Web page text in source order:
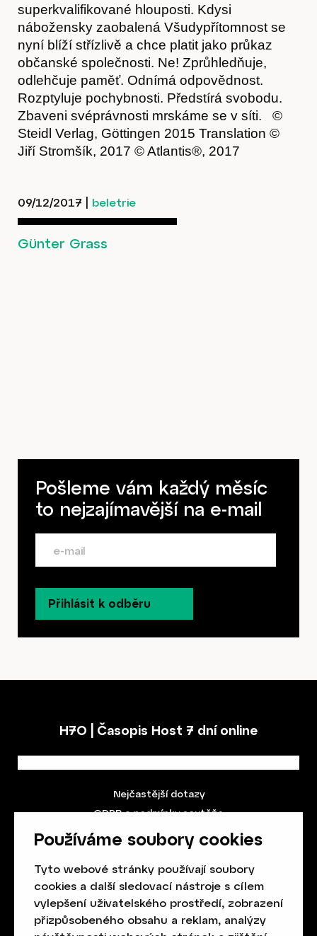
Používáme soubory cookies
Tyto webové stránky používají soubory
cookies a další sledovací nástroje s cílem
vylepšení uživatelského prostředí, zobrazení
přizpůsobeného obsahu a reklam, analýzy
Kontakt
superkvalifikované hlouposti. Kdysi
nábožensky zaobalená Všudypřítomnost se
nyní blíží střízlivě a chce platit jako průkaz
občanské společnosti. Ne! Zprůhledňuje,
odlehčuje paměť. Odnímá odpovědnost.
Rozptyluje pochybnosti. Předstírá svobodu.
Zbaveni svéprávnosti mrskáme se v síti. ©
Steidl Verlag, Göttingen 2015 Translation ©
Jiří Stromšík, 2017 © Atlantis®, 2017
09/12/2017 beletrie
Günter Grass
Pošleme vám každý měsíc
to nejzajímavější na e-mail
Přihlásit k odběru
H7O | Časopis Host 7 dní online
Nejčastější dotazy
GDPR a podmínky soutěže
Obchodní podmínky
Spolek přátel vydávání časopisu HOST